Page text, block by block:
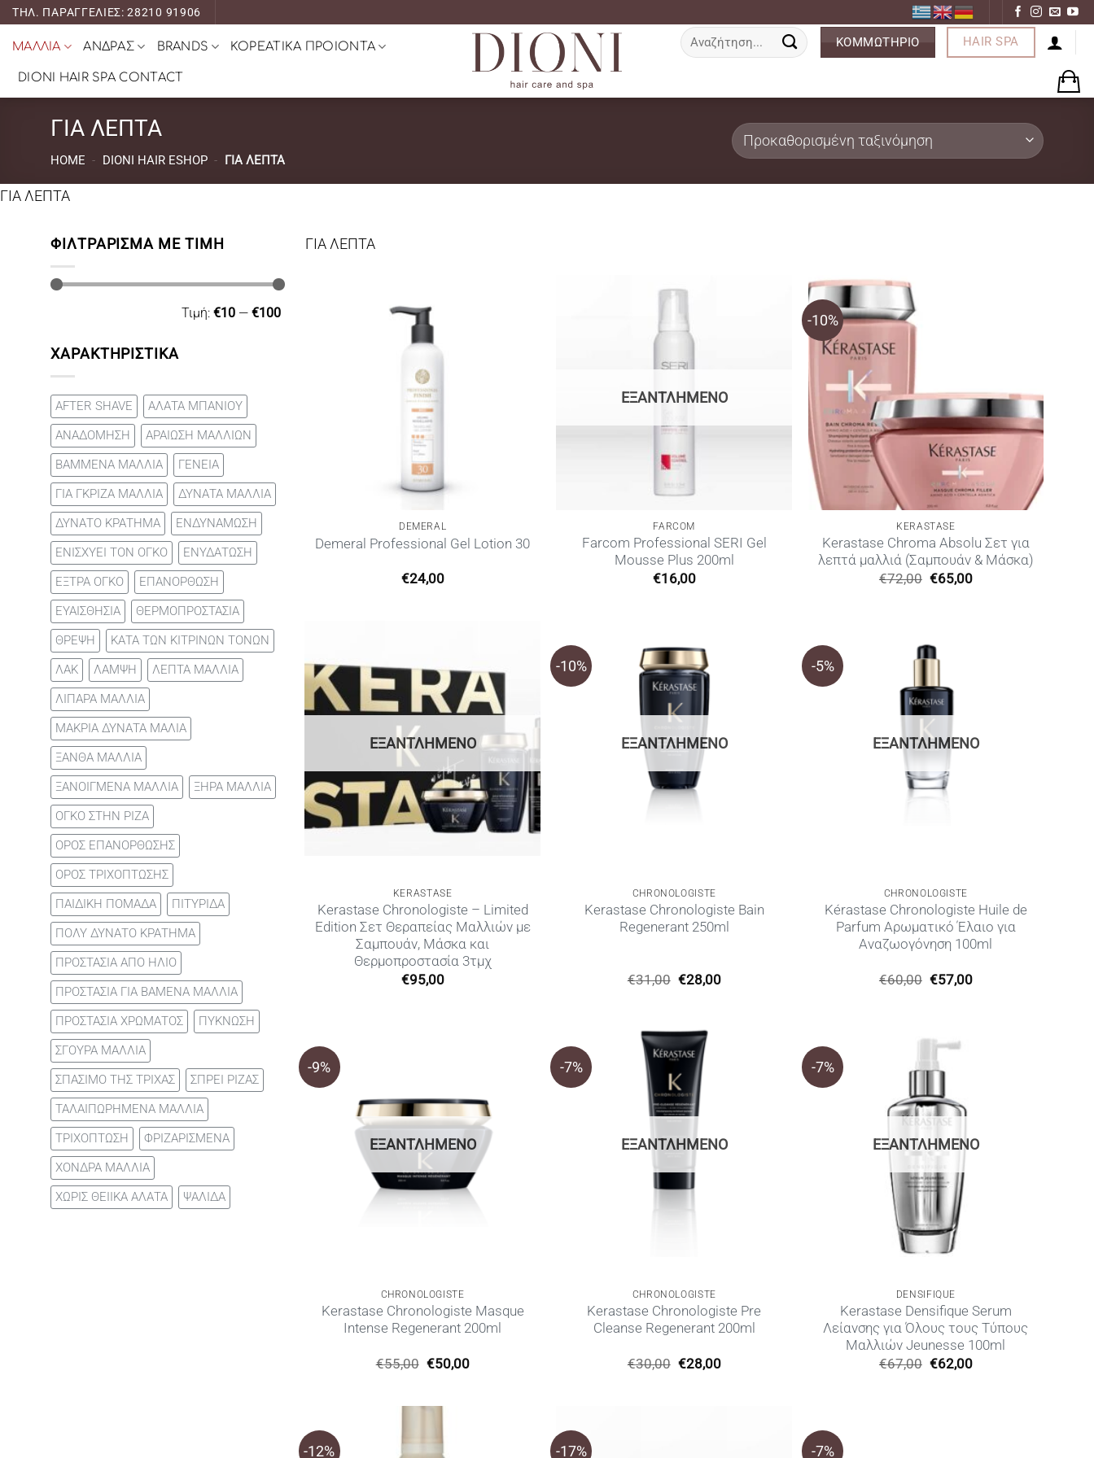
Μετάβαση
ΤΗΛ. ΠΑΡΑΓΓΕΛΙΕΣ: 28210 91906
ΜΑΛΛΙΑ ΑΝΔΡΑΣ BRANDS ΚΟΡΕΑΤΙΚΑ ΠΡΟΙΟΝΤΑ
DIONI HAIR SPA CONTACT
Αναζήτηση
για:
ΚΟΜΜΩΤΗΡΙΟ HAIR SPA
ΓΙΑ ΛΕΠΤΑ
HOME - DIONI HAIR ESHOP - ΓΙΑ ΛΕΠΤΑ
ΓΙΑ ΛΕΠΤΑ
ΦΙΛΤΡΆΡΙΣΜΑ ΜΕ ΤΙΜΉ
Τιμή: €10— €100
ΧΑΡΑΚΤΗΡΙΣΤΙΚΑ
AFTER SHAVE
ΑΛΑΤΑ ΜΠΑΝΙΟΥ
ΑΝΑΔΟΜΗΣΗ
ΑΡΑΙΩΣΗ ΜΑΛΛΙΩΝ
ΒΑΜΜΕΝΑ ΜΑΛΛΙΑ
ΓΕΝΕΙΑ
ΓΙΑ ΓΚΡΙΖΑ ΜΑΛΛΙΑ
ΔΥΝΑΤΑ ΜΑΛΛΙΑ
ΔΥΝΑΤΟ ΚΡΑΤΗΜΑ
ΕΝΔΥΝΑΜΩΣΗ
ΕΝΙΣΧΥΕΙ ΤΟΝ ΟΓΚΟ
ΕΝΥΔΑΤΩΣΗ
ΕΞΤΡΑ ΟΓΚΟ
ΕΠΑΝΟΡΘΩΣΗ
ΕΥΑΙΣΘΗΣΙΑ
ΘΕΡΜΟΠΡΟΣΤΑΣΙΑ
ΘΡΕΨΗ
ΚΑΤΑ ΤΩΝ ΚΙΤΡΙΝΩΝ ΤΟΝΩΝ
ΛΑΚ
ΛΑΜΨΗ
ΛΕΠΤΑ ΜΑΛΛΙΑ
ΛΙΠΑΡΑ ΜΑΛΛΙΑ
ΜΑΚΡΙΑ ΔΥΝΑΤΑ ΜΑΛΙΑ
ΞΑΝΘΑ ΜΑΛΛΙΑ
ΞΑΝΟΙΓΜΕΝΑ ΜΑΛΛΙΑ
ΞΗΡΑ ΜΑΛΛΙΑ
ΟΓΚΟ ΣΤΗΝ ΡΙΖΑ
ΟΡΟΣ ΕΠΑΝΟΡΘΩΣΗΣ
ΟΡΟΣ ΤΡΙΧΟΠΤΩΣΗΣ
ΠΑΙΔΙΚΗ ΠΟΜΑΔΑ
ΠΙΤΥΡΙΔΑ
ΠΟΛΥ ΔΥΝΑΤΟ ΚΡΑΤΗΜΑ
ΠΡΟΣΤΑΣΙΑ ΑΠΟ ΗΛΙΟ
ΠΡΟΣΤΑΣΙΑ ΓΙΑ ΒΑΜΕΝΑ ΜΑΛΛΙΑ
ΠΡΟΣΤΑΣΙΑ ΧΡΩΜΑΤΟΣ
ΠΥΚΝΩΣΗ
ΣΓΟΥΡΑ ΜΑΛΛΙΑ
ΣΠΑΣΙΜΟ ΤΗΣ ΤΡΙΧΑΣ
ΣΠΡΕΙ ΡΙΖΑΣ
ΤΑΛΑΙΠΩΡΗΜΕΝΑ ΜΑΛΛΙΑ
ΤΡΙΧΟΠΤΩΣΗ
ΦΡΙΖΑΡΙΣΜΕΝΑ
ΧΟΝΔΡΑ ΜΑΛΛΙΑ
ΧΩΡΙΣ ΘΕΙΙΚΑ ΑΛΑΤΑ
ΨΑΛΙΔΑ
ΓΙΑ ΛΕΠΤΑ
DEMERAL
Demeral Professional Gel Lotion 30
€24,00
ΕΞΑΝΤΛΗΜΈΝΟ
FARCOM
Farcom Professional SERI Gel
Mousse Plus 200ml
€16,00
-10%
KERASTASE
Kerastase Chroma Absolu Σετ για
λεπτά μαλλιά (Σαμπουάν & Μάσκα)
€72,00 Original
€65,00Η
ΕΞΑΝΤΛΗΜΈΝΟ
KERASTASE
Kerastase Chronologiste – Limited
Edition Σετ Θεραπείας Μαλλιών με
Σαμπουάν, Μάσκα και
Θερμοπροστασία 3τμχ
€95,00
-10%
ΕΞΑΝΤΛΗΜΈΝΟ
CHRONOLOGISTE
Kerastase Chronologiste Bain
Regenerant 250ml
€31,00 Original
€28,00Η
-5%
ΕΞΑΝΤΛΗΜΈΝΟ
CHRONOLOGISTE
Kérastase Chronologiste Huile de
Parfum Αρωματικό Έλαιο για
Αναζωογόνηση 100ml
€60,00 Original
€57,00Η
-9%
ΕΞΑΝΤΛΗΜΈΝΟ
CHRONOLOGISTE
Kerastase Chronologiste Masque
Intense Regenerant 200ml
€55,00 Original
€55,00.
€50,00Η
-7%
ΕΞΑΝΤΛΗΜΈΝΟ
CHRONOLOGISTE
Kerastase Chronologiste Pre
Cleanse Regenerant 200ml
€30,00 Original
€28,00Η
-7%
ΕΞΑΝΤΛΗΜΈΝΟ
DENSIFIQUE
Kerastase Densifique Serum
Λείανσης για Όλους τους Τύπους
Μαλλιών Jeunesse 100ml
€67,00 Original
€62,00Η
-12% -17% -7%